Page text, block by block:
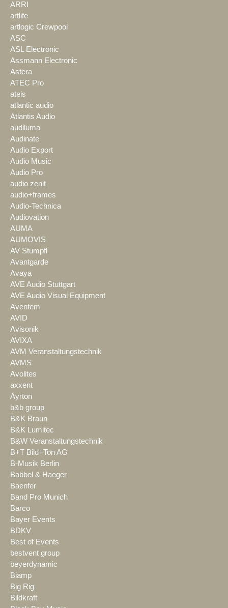
ARRI
artlife
artlogic Crewpool
ASC
ASL Electronic
Assmann Electronic
Astera
ATEC Pro
ateis
atlantic audio
Atlantis Audio
audiluma
Audinate
Audio Export
Audio Music
Audio Pro
audio zenit
audio+frames
Audio-Technica
Audiovation
AUMA
AUMOVIS
AV Stumpfl
Avantgarde
Avaya
AVE Audio Stuttgart
AVE Audio Visual Equipment
Aventem
AVID
Avisonik
AVIXA
AVM Veranstaltungstechnik
AVMS
Avolites
axxent
Ayrton
b&b group
B&K Braun
B&K Lumitec
B&W Veranstaltungstechnik
B+T Bild+Ton AG
B-Musik Berlin
Babbel & Haeger
Baenfer
Band Pro Munich
Barco
Bayer Events
BDKV
Best of Events
bestvent group
beyerdynamic
Biamp
Big Rig
Bildkraft